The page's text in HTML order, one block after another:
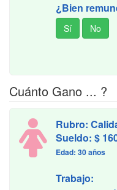
¿Bien
Cuánto Gano ... ?
Rubro:
Sueldo: $
Edad: 30 años
Trabajo: